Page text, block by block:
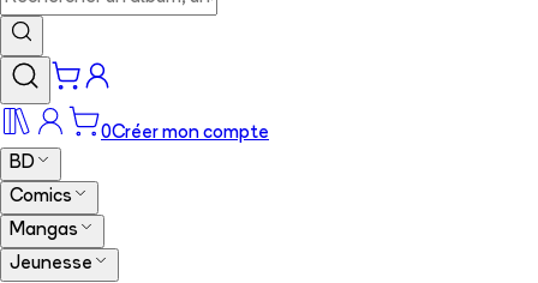
0Créer mon compte
BD
Comics
Mangas
Jeunesse